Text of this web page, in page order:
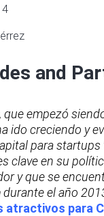
and
, que empezó
ido creciendo y
para
clave en su
y que se
durante el año
atractivos para